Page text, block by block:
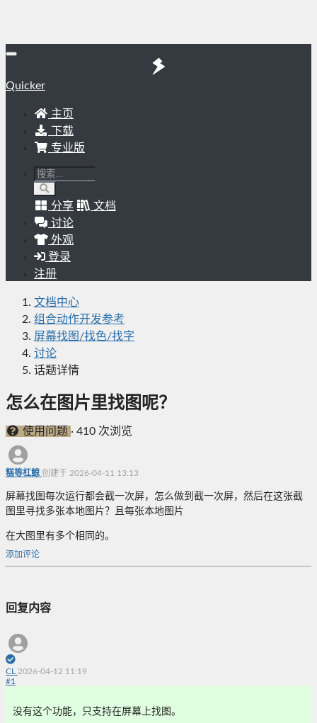
Quicker
主页
下载
专业版
分享
文档
讨论
外观
登录
注册
文档中心
组合动作开发参考
屏幕找图/找色/找字
讨论
话题详情
怎么在图片里找图呢？
使用问题 · 410 次浏览
糕等杠鲸 创建于 2026-04-11 13:13
屏幕找图每次运行都会截一次屏，怎么做到截一次屏，然后在这张截
图里寻找多张本地图片？且每张本地图片
在大图里有多个相同的。
添加评论
回复内容
CL 2026-04-12 11:19
#1
没有这个功能，只支持在屏幕上找图。